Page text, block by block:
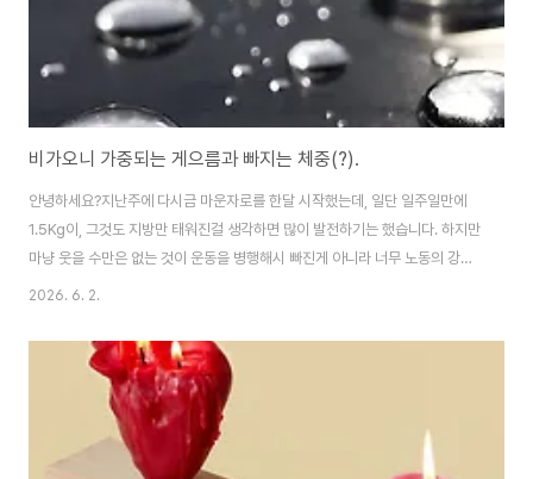
비가오니 가중되는 게으름과 빠지는 체중(?).
안녕하세요?지난주에 다시금 마운자로를 한달 시작했는데, 일단 일주일만에
1.5Kg이, 그것도 지방만 태워진걸 생각하면 많이 발전하기는 했습니다. 하지만
마냥 웃을 수만은 없는 것이 운동을 병행해시 빠진게 아니라 너무 노동의 강도
가 강해서 빠졌다는 것이 문제라면 심각한 문제입니다.그래서 지난주까지 연구
서 게으름이 밀려오기 시작하기는 했습니다. 아무튼 간에 일단은 아무것도 못
하는 것은 아닌데, 그래도 몸에 활력이 없기는 없습니다. 이러는 와중에 하루에
한끼만 먹는 간헐적 단식을 하니까, 일단은 더 빨리 몸이 비오는 날에 더 지치는
지도 모르겠습니다.
2026. 6. 2.